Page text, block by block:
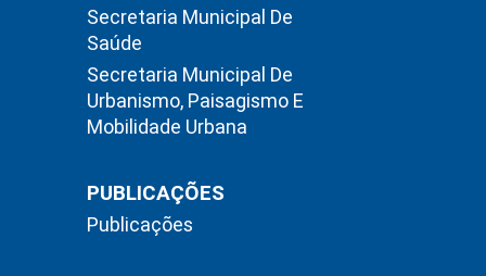
Secretaria Municipal De
Saúde
Secretaria Municipal De
Urbanismo, Paisagismo E
Mobilidade Urbana
PUBLICAÇÕES
Publicações